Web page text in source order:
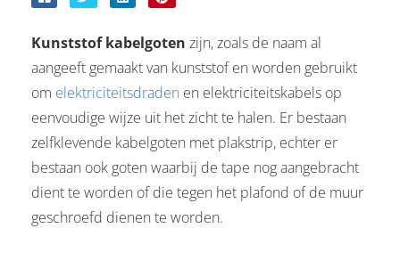
Kunststof kabelgoten zijn, zoals de naam al
aangeeft gemaakt van kunststof en worden gebruikt
om elektriciteitsdraden en elektriciteitskabels op
eenvoudige wijze uit het zicht te halen. Er bestaan
zelfklevende kabelgoten met plakstrip, echter er
bestaan ook goten waarbij de tape nog aangebracht
dient te worden of die tegen het plafond of de muur
geschroefd dienen te worden.
kan de
worden
over